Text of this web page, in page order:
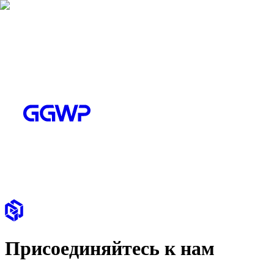
Присоединяйтесь к нам